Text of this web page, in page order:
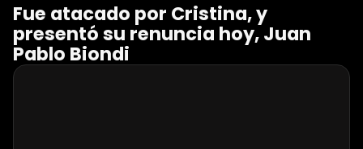
Fue atacado por Cristina, y
presentó su renuncia hoy, Juan
Pablo Biondi